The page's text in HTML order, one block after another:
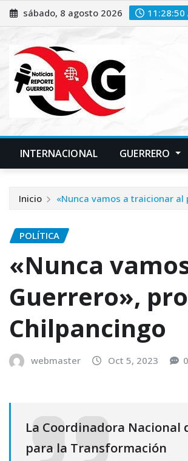
Saltar
al
sábado, 8 agosto 2026 11:28:51
INTERNACIONAL GUERRERO
Inicio «Nunca vamos a traicionar al
POLÍTICA
«Nunca
Guerrero»,
Chilpancingo
webmaster Oct 5, 2023 0
La Coordinadora Nacional
para la Transformación